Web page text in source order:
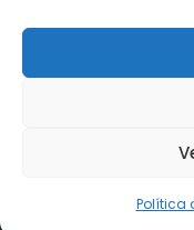
Política
© 2018 - 2024.